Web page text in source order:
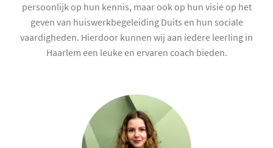
persoonlijk op hun kennis, maar ook op hun visie op het
geven van huiswerkbegeleiding Duits en hun sociale
vaardigheden. Hierdoor kunnen wij aan iedere leerling in
Haarlem een leuke en ervaren coach bieden.